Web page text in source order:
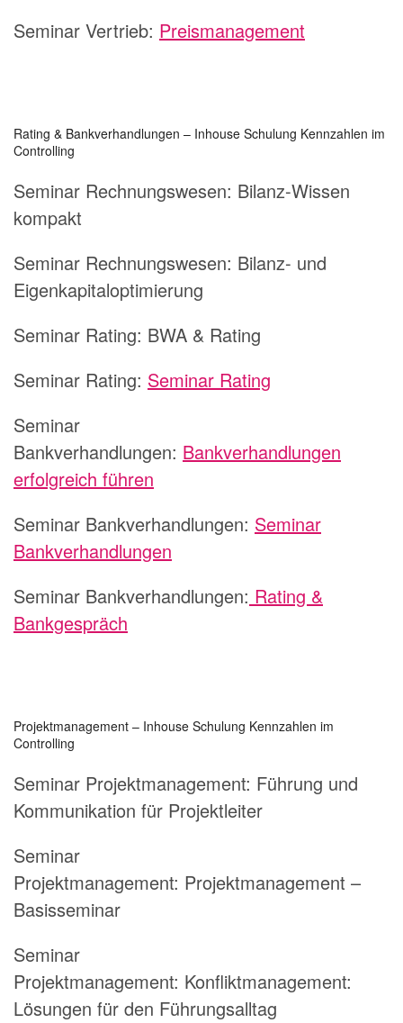
Seminar Vertrieb: Preismanagement
Rating & Bankverhandlungen – Inhouse Schulung Kennzahlen im
Controlling
Seminar Rechnungswesen: Bilanz-Wissen
kompakt
Seminar Rechnungswesen: Bilanz- und
Eigenkapitaloptimierung
Seminar Rating: BWA & Rating
Seminar Rating: Seminar Rating
Seminar
Bankverhandlungen: Bankverhandlungen
erfolgreich führen
Seminar Bankverhandlungen: Seminar
Bankverhandlungen
Seminar Bankverhandlungen: Rating &
Bankgespräch
Projektmanagement – Inhouse Schulung Kennzahlen im
Controlling
Seminar Projektmanagement: Führung und
Kommunikation für Projektleiter
Seminar
Projektmanagement: Projektmanagement –
Basisseminar
Seminar
Projektmanagement: Konfliktmanagement:
Lösungen für den Führungsalltag